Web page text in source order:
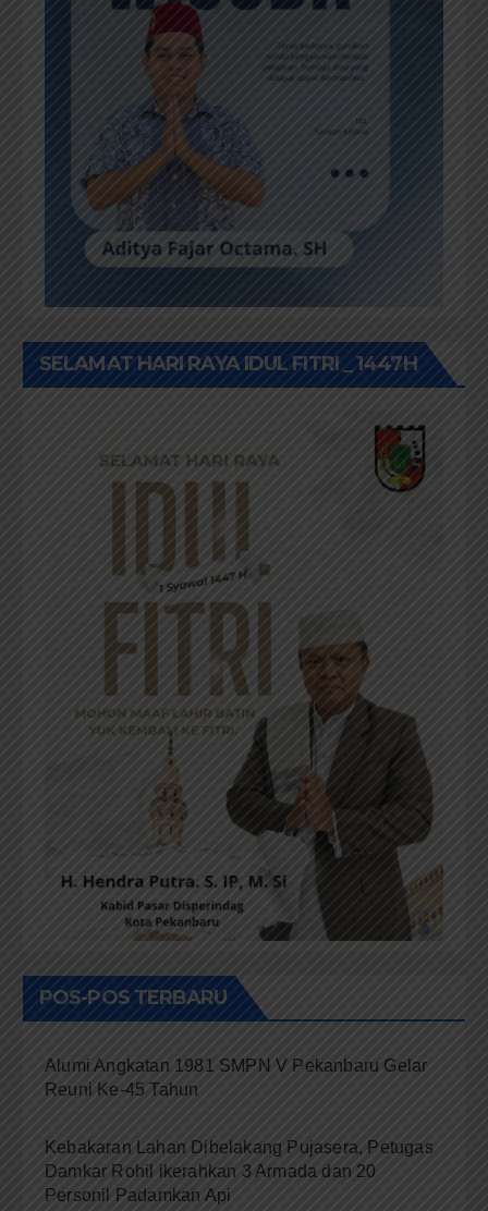
SELAMAT HARI RAYA IDUL FITRI _ 1447H
POS-POS TERBARU
Alumi Angkatan 1981 SMPN V Pekanbaru Gelar
Reuni Ke-45 Tahun
Kebakaran Lahan Dibelakang Pujasera, Petugas
Damkar Rohil ikerahkan 3 Armada dan 20
Personil Padamkan Api